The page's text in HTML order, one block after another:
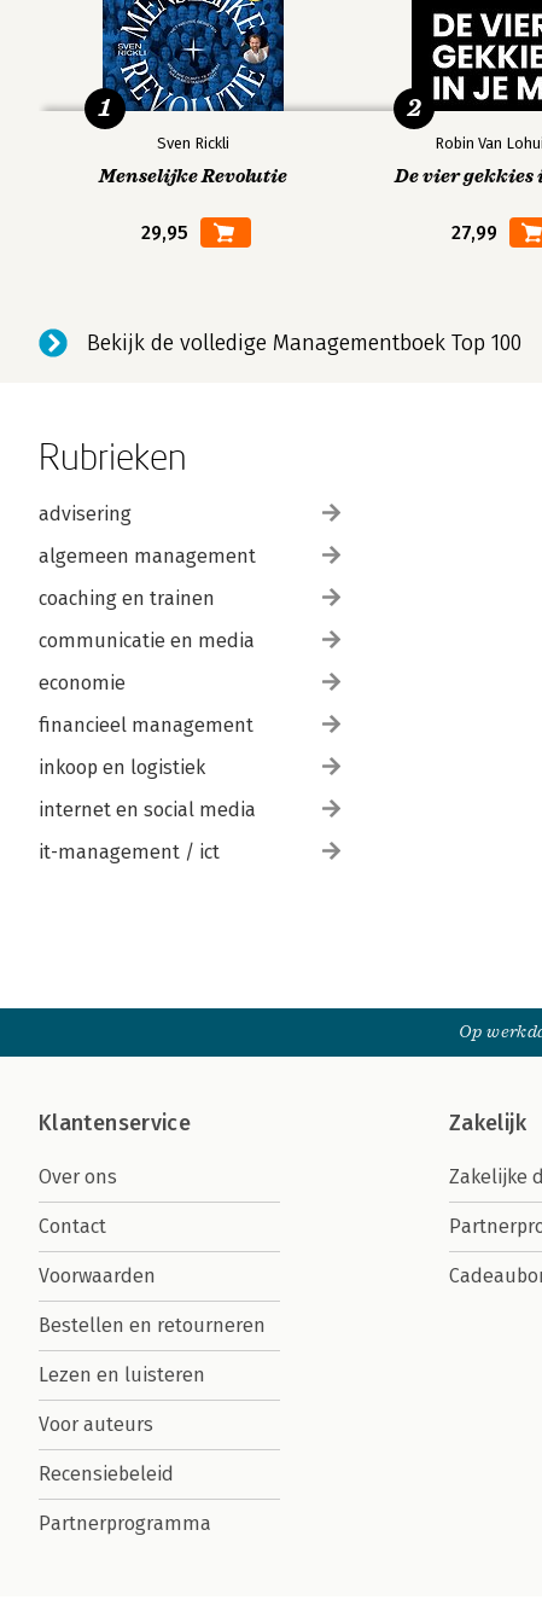
Sven Rickli
Menselijke Revolutie
29,95
1
Robin Van
De vier gekkies
27,99
2
Bekijk de volledige Managementboek Top 100
Rubrieken
advisering
algemeen management
coaching en trainen
communicatie en media
economie
financieel management
inkoop en logistiek
internet en social media
it-management / ict
Op
Klantenservice
Over ons
Contact
Voorwaarden
Bestellen en retourneren
Lezen en luisteren
Voor auteurs
Recensiebeleid
Partnerprogramma
Zakelijk
Zakelijke